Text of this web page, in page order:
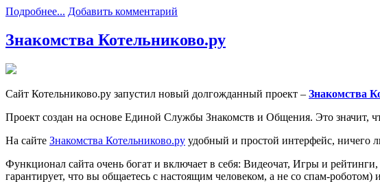
Подробнее... Добавить комментарий
Знакомства Котельниково.ру
Сайт Котельниково.ру запустил новый долгожданный проект – Знакомства
Проект создан на основе Единой Службы Знакомств и Общения. Это значит,
На сайте Знакомства Котельниково.ру удобный и простой интерфейс, ничего
Функционал сайта очень богат и включает в себя: Видеочат, Игры и
гарантирует, что вы общаетесь с настоящим человеком, а не со спам-роботом)